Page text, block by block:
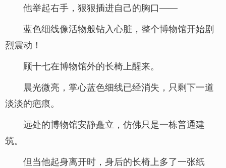
他举起右手，狠狠插进自己的胸口——
蓝色细线像活物般钻入心脏，整个博物馆开始剧
烈震动！
顾十七在博物馆外的长椅上醒来。
晨光微亮，掌心蓝色细线已经消失，只剩下一道
淡淡的疤痕。
远处的博物馆安静矗立，仿佛只是一栋普通建
筑。
但当他起身离开时，身后的长椅上多了一张纸